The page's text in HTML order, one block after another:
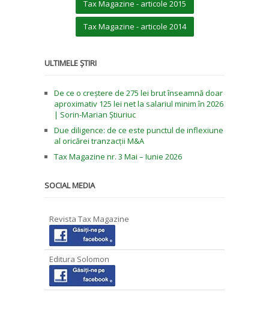
Tax Magazine - articole 2015
Tax Magazine - articole 2014
ULTIMELE ȘTIRI
De ce o creștere de 275 lei brut înseamnă doar
aproximativ 125 lei net la salariul minim în 2026
| Sorin-Marian Știuriuc
Due diligence: de ce este punctul de inflexiune
al oricărei tranzacții M&A
Tax Magazine nr. 3 Mai – Iunie 2026
SOCIAL MEDIA
Revista Tax Magazine
Editura Solomon